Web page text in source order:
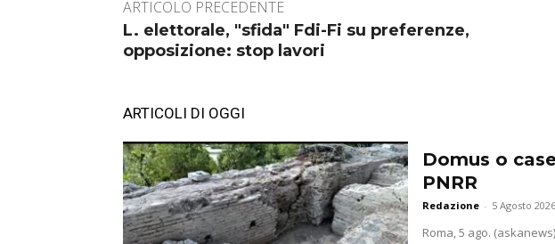
ARTICOLO PRECEDENTE
L. elettorale, "sfida" Fdi-Fi su preferenze,
opposizione: stop lavori
ARTICOLI DI OGGI
Domus o
PNRR
Redazione - 5 Agosto 2026
Roma, 5 ago.